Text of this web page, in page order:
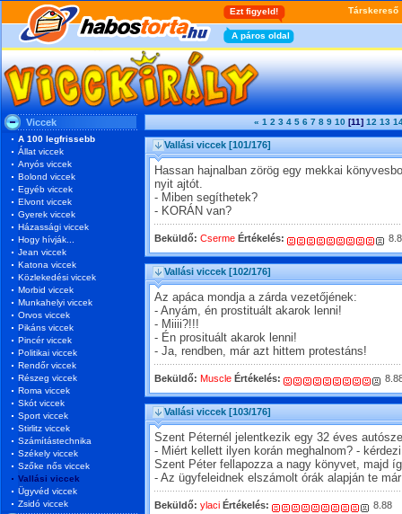
Viccek
A 100 legfrissebb
Állat viccek
Anyós viccek
Bolond viccek
Egyéb viccek
Elvont viccek
Gyerek viccek
Házassági viccek
Hogy hívják...
Jean viccek
Katona viccek
Közlekedési viccek
Morbid viccek
Munkahelyi viccek
Orvos viccek
Pikáns viccek
Pincér viccek
Politikai viccek
Rendőr viccek
Részeg viccek
Roma viccek
Skót viccek
Sport viccek
Stirlitz viccek
Számítástechnika
Székely viccek
Szőke nős viccek
Vallási viccek
Ügyvéd viccek
Zsidó viccek
« 1 2 3 4 5 6 7 8 9 10 [11] 12 13
Vallási viccek [101/176]
Hassan hajnalban zörög egy mekkai
nyit ajtót.
- Miben segíthetek?
- KORÁN van?
Beküldő: Cserme Értékelés:
Vallási viccek [102/176]
Az apáca mondja a zárda vezetőjének:
- Anyám, én prostituált akarok lenni!
- Miiii?!!!
- Én prosituált akarok lenni!
- Ja, rendben, már azt hittem protestáns!
Beküldő: Muscle Értékelés:
Vallási viccek [103/176]
Szent Péternél jelentkezik egy 32 éves
- Miért kellett ilyen korán meghalnom? -
Szent Péter fellapozza a nagy könyvet, majd
- Az ügyfeleidnek elszámolt órák alapján te
Beküldő: ylaci Értékelés: 8.88